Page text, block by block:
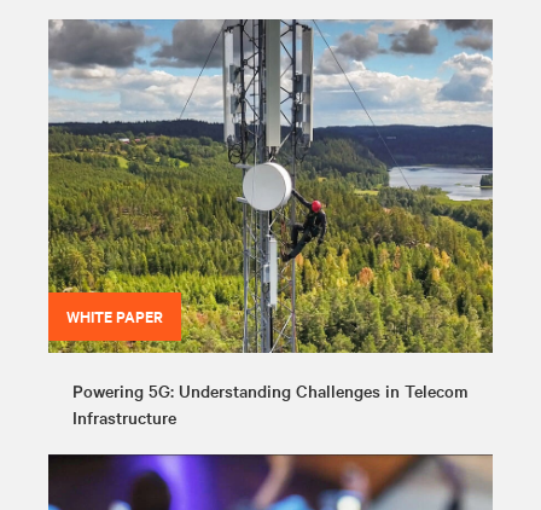
WHITE PAPER
Powering 5G: Understanding Challenges in Telecom
Infrastructure